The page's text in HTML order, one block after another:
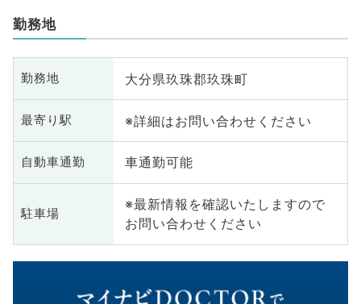
勤務地
勤務地 大分県玖珠郡玖珠町
最寄り駅 ※詳細はお問い合わせください
自動車通勤 車通勤可能
駐車場
※最新情報を確認いたしますので
お問い合わせください